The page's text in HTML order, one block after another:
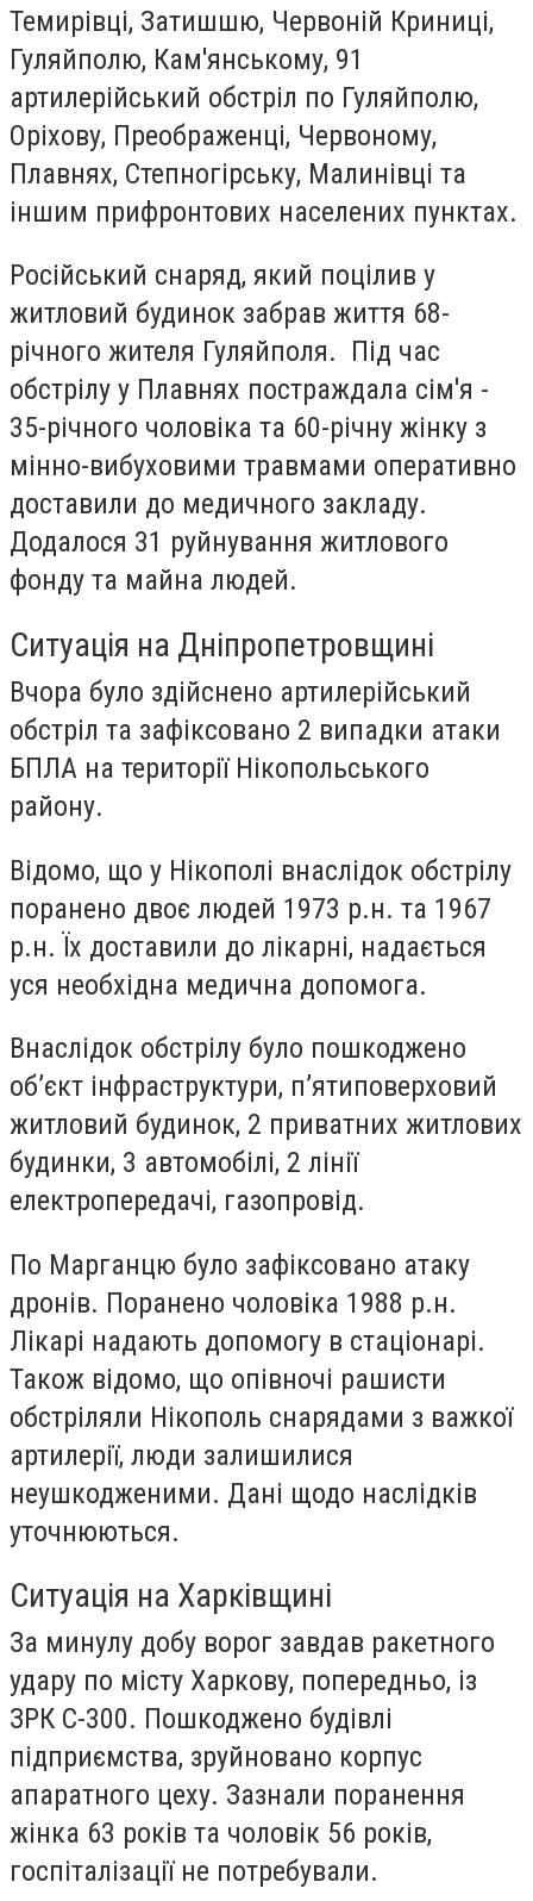
Темирівці, Затишшю, Червоній Криниці,
Гуляйполю, Кам'янському, 91
артилерійський обстріл по Гуляйполю,
Оріхову, Преображенці, Червоному,
Плавнях, Степногірську, Малинівці та
іншим прифронтових населених пунктах.
Російський снаряд, який поцілив у
житловий будинок забрав життя 68-
річного жителя Гуляйполя. Під час
обстрілу у Плавнях постраждала сім'я -
35-річного чоловіка та 60-річну жінку з
мінно-вибуховими травмами оперативно
доставили до медичного закладу.
Додалося 31 руйнування житлового
фонду та майна людей.
Ситуація на Дніпропетровщині
Вчора було здійснено артилерійський
обстріл та зафіксовано 2 випадки атаки
БПЛА на території Нікопольського
району.
Відомо, що у Нікополі внаслідок обстрілу
поранено двоє людей 1973 р.н. та 1967
р.н. Їх доставили до лікарні, надається
уся необхідна медична допомога.
Внаслідок обстрілу було пошкоджено
об’єкт інфраструктури, п’ятиповерховий
житловий будинок, 2 приватних житлових
будинки, 3 автомобілі, 2 лінії
електропередачі, газопровід.
По Марганцю було зафіксовано атаку
дронів. Поранено чоловіка 1988 р.н.
Лікарі надають допомогу в стаціонарі.
Також відомо, що опівночі рашисти
обстріляли Нікополь снарядами з важкої
артилерії, люди залишилися
неушкодженими. Дані щодо наслідків
уточнюються.
Ситуація на Харківщині
За минулу добу ворог завдав ракетного
удару по місту Харкову, попередньо, із
ЗРК С-300. Пошкоджено будівлі
підприємства, зруйновано корпус
апаратного цеху. Зазнали поранення
жінка 63 років та чоловік 56 років,
госпіталізації не потребували.